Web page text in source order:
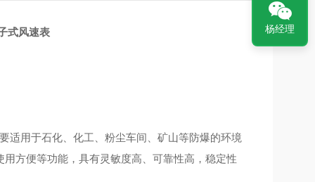
式风速表
适用于石化、化工、粉尘车间、矿山等防爆的环境
方便等功能，具有灵敏度高、可靠性高，稳定性
杨经理